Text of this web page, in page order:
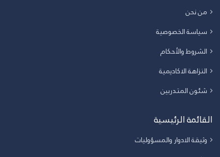
من نحن
سياسة الخصوصية
الشروط والأحكام
النزاهة الاكاديمية
شئون المتدربين
القائمة الرئيسية
وثيقة الادوار والمسؤوليات